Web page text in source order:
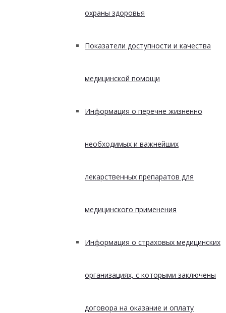
охраны здоровья
Показатели доступности и качества
медицинской помощи
Информация о перечне жизненно
необходимых и важнейших
лекарственных препаратов для
медицинского применения
Информация о страховых медицинских
организациях, с которыми заключены
договора на оказание и оплату